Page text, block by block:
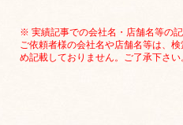
※ 実績記事での会社名・店舗名等の
ご依頼者様の会社名や店舗名等は、
め記載しておりません。ご了承下さい